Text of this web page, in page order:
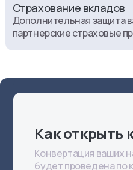
Страхование вкладов
Дополнительная защита
партнерские страховые
Как открыть
Конвертация ваших
будет проведена по